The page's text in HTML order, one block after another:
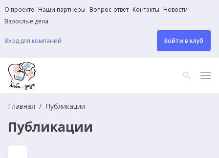
О проекте Наши партнеры Вопрос-ответ Контакты Новости
Взрослые дела
Вход для компаний Войти в клуб
Главная Публикации
Публикации